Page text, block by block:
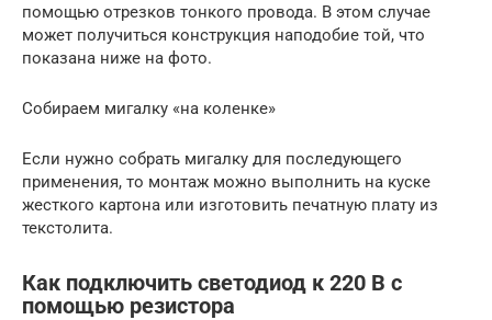
помощью отрезков тонкого провода. В этом случае
может получиться конструкция наподобие той, что
показана ниже на фото.
Собираем мигалку «на коленке»
Если нужно собрать мигалку для последующего
применения, то монтаж можно выполнить на куске
жесткого картона или изготовить печатную плату из
текстолита.
Как подключить светодиод к 220 В с
помощью резистора